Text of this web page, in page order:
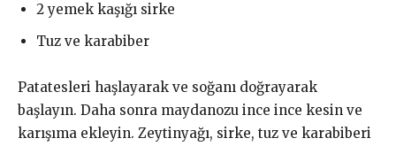
2 yemek kaşığı sirke
Tuz ve karabiber
Patatesleri haşlayarak ve soğanı doğrayarak
başlayın. Daha sonra maydanozu ince ince kesin ve
karışıma ekleyin. Zeytinyağı, sirke, tuz ve karabiberi